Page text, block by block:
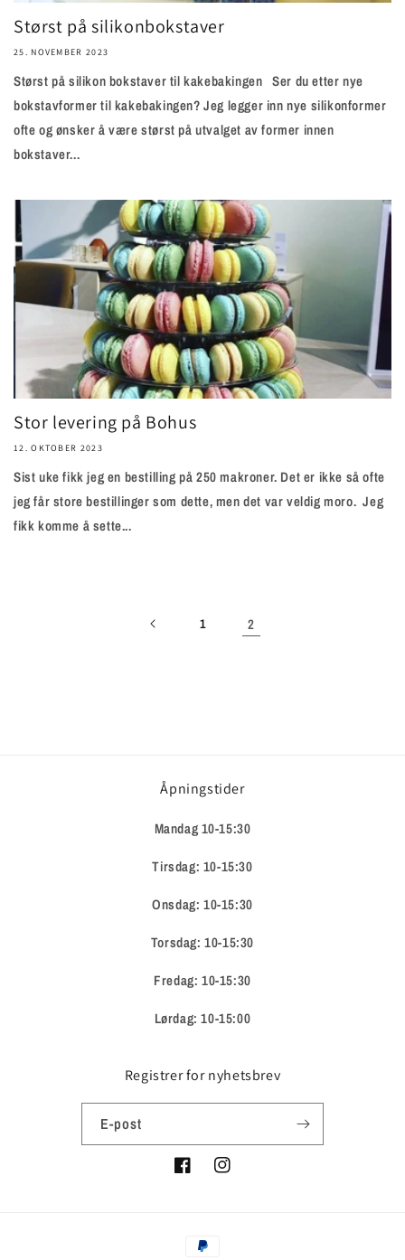
Størst på silikonbokstaver
25. NOVEMBER 2023
Størst på silikon bokstaver til kakebakingen Ser du etter nye
bokstavformer til kakebakingen? Jeg legger inn nye silikonformer
ofte og ønsker å være størst på utvalget av former innen
bokstaver...
Stor levering på Bohus
12. OKTOBER 2023
Sist uke fikk jeg en bestilling på 250 makroner. Det er ikke så ofte
jeg får store bestillinger som dette, men det var veldig moro. Jeg
fikk komme å sette...
1 2
Åpningstider
Mandag 10-15:30
Tirsdag: 10-15:30
Onsdag: 10-15:30
Torsdag: 10-15:30
Fredag: 10-15:30
Lørdag: 10-15:00
Registrer for nyhetsbrev
E-post
FacebookInstagram
Betalingsmåter